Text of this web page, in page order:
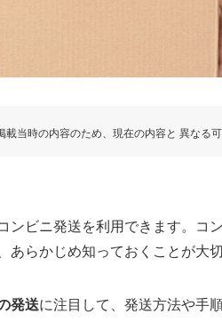
当時の内容のため、現在の内容と 異なる可
ンビニ発送を利用できます。コ
らかじめ知っておくことが大切
発送に注目して、発送方法や手